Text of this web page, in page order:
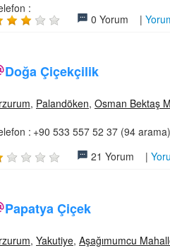
:
0 Yorum |
Doğa Çiçekçilik
, Palandöken, Osman Bektaş
: +90 533 557 52 37 (94
21 Yorum |
Papatya Çiçek
, Yakutiye, Aşağımumcu